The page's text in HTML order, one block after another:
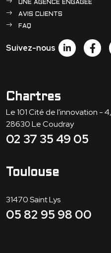
UNE AGENCE ENGAGÉE
AVIS CLIENTS
FAQ
Suivez-nous
Chartres
Le 101 Cité de l'innovation -
28630Le Coudray
02 37 35 49 05
Toulouse
31470Saint Lys
05 82 95 98 00